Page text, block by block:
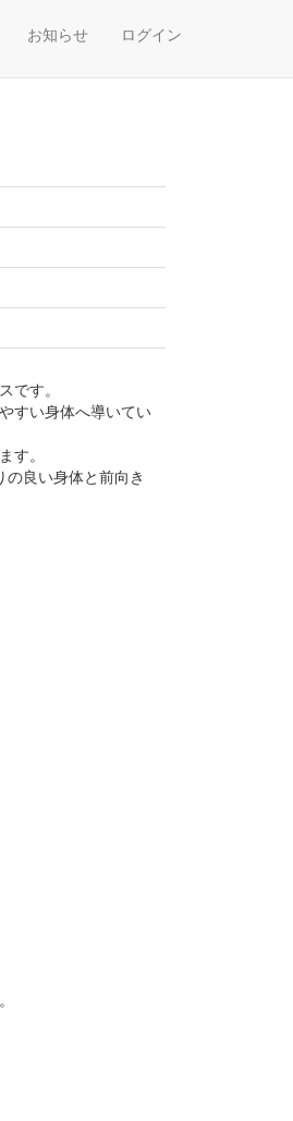
お知らせ ログイン
です。
すい身体へ導いてい
す。
良い身体と前向き